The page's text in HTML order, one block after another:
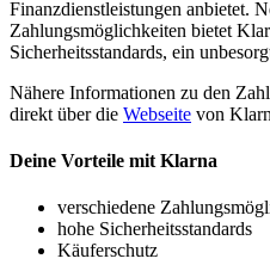
Finanzdienstleistungen anbietet.
Zahlungsmöglichkeiten bietet
Sicherheitsstandards, ein
Nähere Informationen zu den
direkt über die Webseite von
Deine Vorteile mit Klarna
verschiedene
hohe Sicherheitsstandards
Käuferschutz